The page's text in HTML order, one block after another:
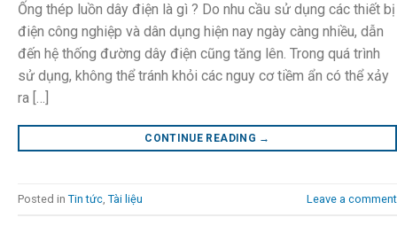
Ống thép luồn dây điện là gì ? Do nhu cầu sử dụng các thiết bị
điện công nghiệp và dân dụng hiện nay ngày càng nhiều, dẫn
đến hệ thống đường dây điện cũng tăng lên. Trong quá trình
sử dụng, không thể tránh khỏi các nguy cơ tiềm ẩn có thể xảy
ra […]
CONTINUE READING →
Posted in Tin tức Tài liệu Leave a comment